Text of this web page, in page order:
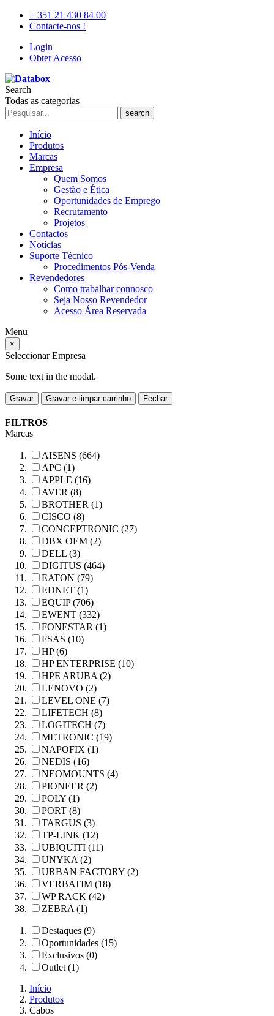
+ 351 21 430 84 00
Contacte-nos !
Login
Obter Acesso
Search
Todas as categorias
search
Início
Produtos
Marcas
Empresa
Quem Somos
Gestão e Ética
Oportunidades de Emprego
Recrutamento
Projetos
Contactos
Notícias
Suporte Técnico
Procedimentos Pós-Venda
Revendedores
Como trabalhar connosco
Seja Nosso Revendedor
Acesso Área Reservada
Menu
×
Seleccionar Empresa
Some text in the modal.
Gravar Gravar e limpar carrinho Fechar
FILTROS
Marcas
AISENS (664)
APC (1)
APPLE (16)
AVER (8)
BROTHER (1)
CISCO (8)
CONCEPTRONIC (27)
DBX OEM (2)
DELL (3)
DIGITUS (464)
EATON (79)
EDNET (1)
EQUIP (706)
EWENT (332)
FONESTAR (1)
FSAS (10)
HP (6)
HP ENTERPRISE (10)
HPE ARUBA (2)
LENOVO (2)
LEVEL ONE (7)
LIFETECH (8)
LOGITECH (7)
METRONIC (19)
NAPOFIX (1)
NEDIS (16)
NEOMOUNTS (4)
PIONEER (2)
POLY (1)
PORT (8)
TARGUS (3)
TP-LINK (12)
UBIQUITI (11)
UNYKA (2)
URBAN FACTORY (2)
VERBATIM (18)
WP RACK (42)
ZEBRA (1)
Destaques (9)
Oportunidades (15)
Exclusivos (0)
Outlet (1)
Início
Produtos
Cabos